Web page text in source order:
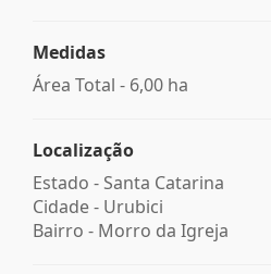
Medidas
Área Total - 6,00 ha
Localização
Estado - Santa Catarina
Cidade - Urubici
Bairro - Morro da Igreja